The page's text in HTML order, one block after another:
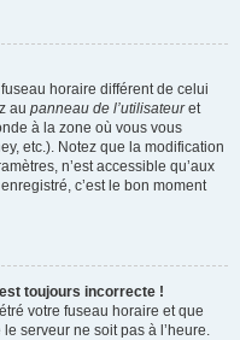
horaire différent de celui
au panneau de l’utilisateuret
à la zone où vous vous
etc.). Notez que la modification
n’est accessible qu’aux
c’est le bon moment
toujours incorrecte !
votre fuseau horaire et que
serveur ne soit pas à l’heure.